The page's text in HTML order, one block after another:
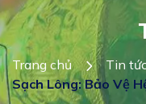
Trang chủ Tin
Sạch Lông: Bảo Vệ